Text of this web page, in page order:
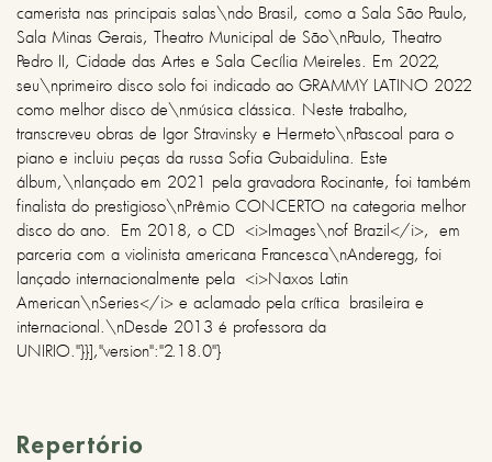
camerista nas principais salas\ndo Brasil, como a Sala São Paulo,
Sala Minas Gerais, Theatro Municipal de São\nPaulo, Theatro
Pedro II, Cidade das Artes e Sala Cecília Meireles. Em 2022,
seu\nprimeiro disco solo foi indicado ao GRAMMY LATINO 2022
como melhor disco de\nmúsica clássica. Neste trabalho,
transcreveu obras de Igor Stravinsky e Hermeto\nPascoal para o
piano e incluiu peças da russa Sofia Gubaidulina. Este
álbum,\nlançado em 2021 pela gravadora Rocinante, foi também
finalista do prestigioso\nPrêmio CONCERTO na categoria melhor
disco do ano. Em 2018, o CD <i>Images\nof Brazil</i>, em
parceria com a violinista americana Francesca\nAnderegg, foi
lançado internacionalmente pela <i>Naxos Latin
American\nSeries</i> e aclamado pela crítica brasileira e
internacional.\nDesde 2013 é professora da
UNIRIO."}}],"version":"2.18.0"}
Repertório